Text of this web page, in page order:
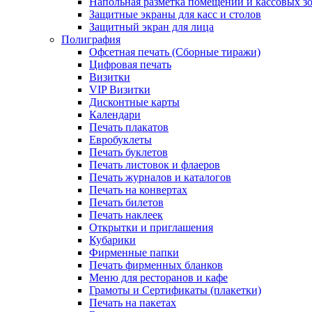
Защитные экраны для касс и столов
Защитный экран для лица
Полиграфия
Офсетная печать (Сборные тиражи)
Цифровая печать
Визитки
VIP Визитки
Дисконтные карты
Календари
Печать плакатов
Евробуклеты
Печать буклетов
Печать листовок и флаеров
Печать журналов и каталогов
Печать на конвертах
Печать билетов
Печать наклеек
Открытки и приглашения
Кубарики
Фирменные папки
Печать фирменных бланков
Меню для ресторанов и кафе
Грамоты и Сертификаты (плакетки)
Печать на пакетах